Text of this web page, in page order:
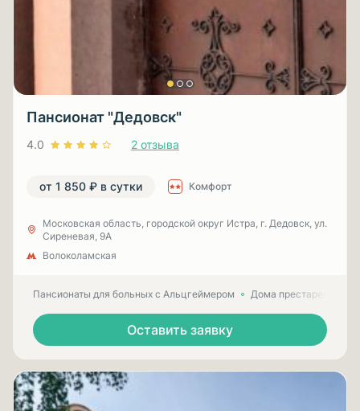
Пансионат "Дедовск"
4.0 2 отзыва
от 1 850 ₽ в сутки Комфорт
Московская область, городской округ Истра, г. Дедовск, ул.
Сиреневая, 9А
Волоколамская
Пансионаты для больных с Альцгеймером Дома престарелых
Оставить заявку